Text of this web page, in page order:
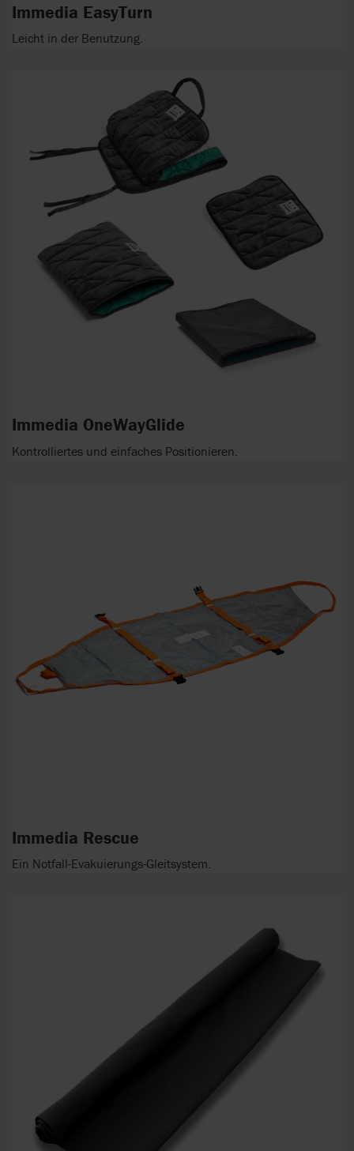
Immedia EasyTurn
Leicht in der Benutzung.
Immedia OneWayGlide
Kontrolliertes und einfaches Positionieren.
Immedia Rescue
Ein Notfall-Evakuierungs-Gleitsystem.